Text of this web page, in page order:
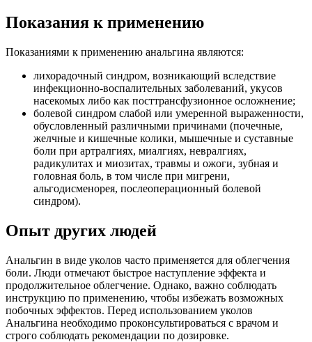
Показания к применению
Показаниями к применению анальгина являются:
лихорадочный синдром, возникающий вследствие
инфекционно-воспалительных заболеваний, укусов
насекомых либо как посттрансфузионное осложнение;
болевой синдром слабой или умеренной выраженности,
обусловленный различными причинами (почечные,
желчные и кишечные колики, мышечные и суставные
боли при артралгиях, миалгиях, невралгиях,
радикулитах и миозитах, травмы и ожоги, зубная и
головная боль, в том числе при мигрени,
альгодисменорея, послеоперационный болевой
синдром).
Опыт других людей
Анальгин в виде уколов часто применяется для облегчения
боли. Люди отмечают быстрое наступление эффекта и
продолжительное облегчение. Однако, важно соблюдать
инструкцию по применению, чтобы избежать возможных
побочных эффектов. Перед использованием уколов
Анальгина необходимо проконсультироваться с врачом и
строго соблюдать рекомендации по дозировке.